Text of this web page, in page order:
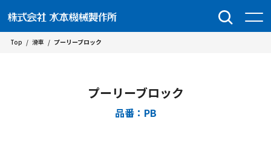
Top / 滑車 / プーリーブロック
プーリーブロック
品番：PB